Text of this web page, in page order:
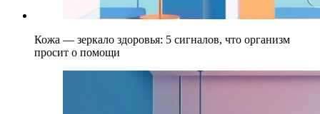
Кожа — зеркало здоровья: 5 сигналов, что организм
просит о помощи